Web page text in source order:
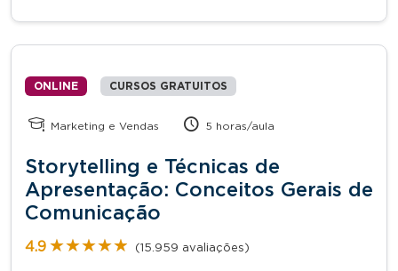
ONLINE CURSOS GRATUITOS
Marketing e Vendas 5 horas/aula
Storytelling e Técnicas de
Apresentação: Conceitos Gerais de
Comunicação
4.9 ★★★★★
★★★★★ (15.959 avaliações)